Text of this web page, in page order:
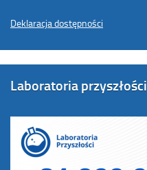
Deklaracja dostępności
Laboratoria przyszłości